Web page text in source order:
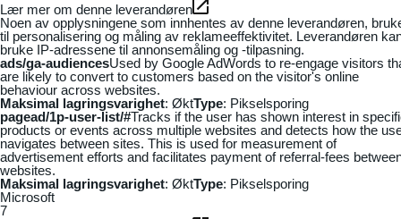
Lær mer om denne leverandøren
Noen av opplysningene som innhentes av denne leverandøren,
til personalisering og måling av reklameeffektivitet. Leverandøren
bruke IP-adressene til annonsemåling og -tilpasning.
ads/ga-audiencesUsed by Google AdWords to re-engage visitors
are likely to convert to customers based on the visitor's online
behaviour across websites.
Maksimal lagringsvarighet: ØktType: Pikselsporing
pagead/1p-user-list/#Tracks if the user has shown interest in
products or events across multiple websites and detects how the
navigates between sites. This is used for measurement of
advertisement efforts and facilitates payment of referral-fees
websites.
Maksimal lagringsvarighet: ØktType: Pikselsporing
Microsoft
7